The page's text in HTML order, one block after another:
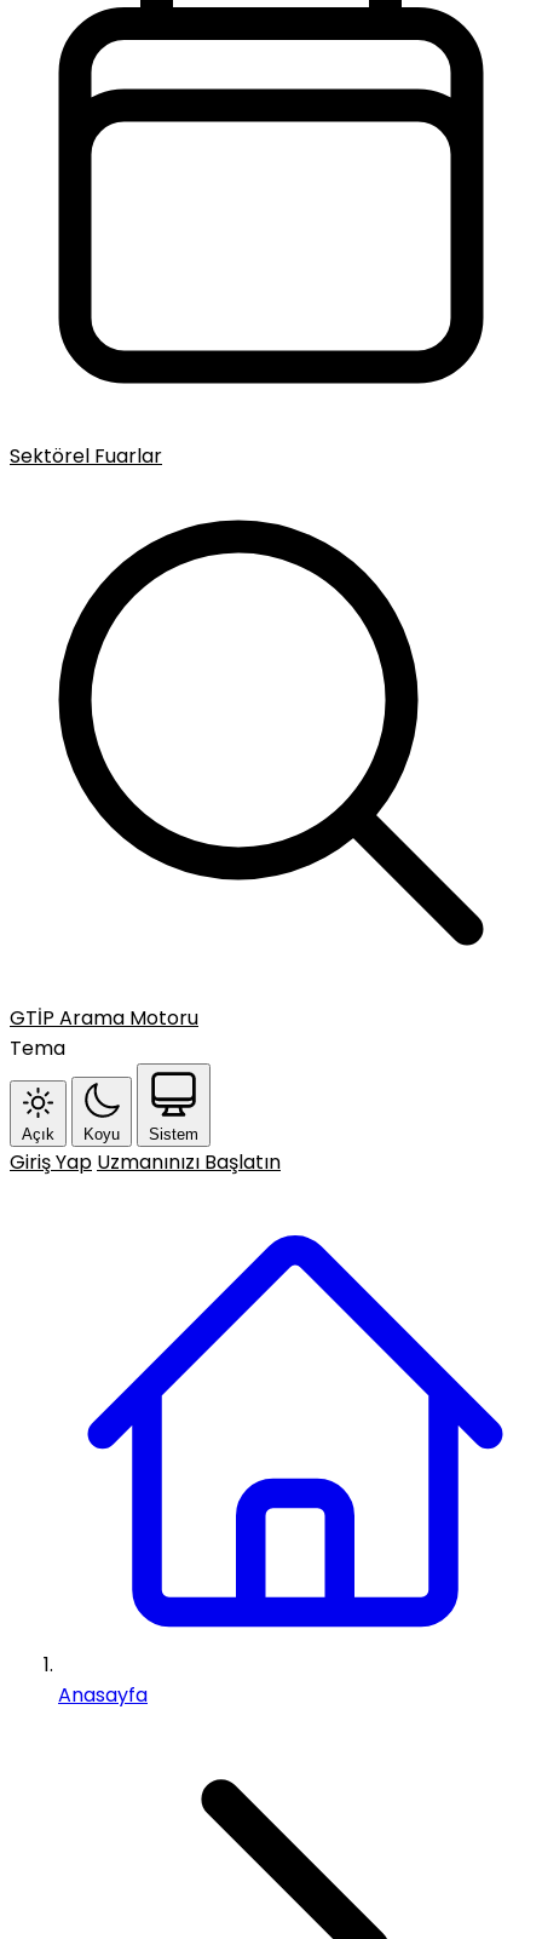
Sektörel Fuarlar
GTİP Arama Motoru
Tema
Açık Koyu Sistem
Giriş Yap Uzmanınızı Başlatın
Anasayfa